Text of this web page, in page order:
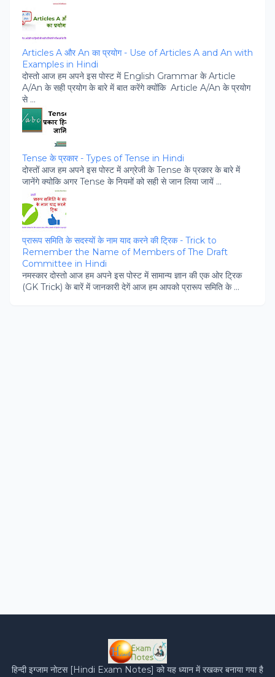
Articles A और An का प्रयोग - Use of Articles A and An with
Examples in Hindi
दोस्‍तो आज हम अपने इस पोस्‍ट में English Grammar के Article
A/An के सही प्रयोग के बारे में बात करेंगे क्‍योंकि Article A/An के प्रयोग
से ...
Tense के प्रकार - Types of Tense in Hindi
दोस्‍तों आज हम अपने इस पोस्‍ट में अग्रेजी के Tense के प्रकार के बारे में
जानेंगे क्‍योकि अगर Tense के नियमों को सही से जान लिया जायें ...
प्रारूप समिति के सदस्‍यों के नाम याद करने की ट्रिक - Trick to
Remember the Name of Members of The Draft
Committee in Hindi
नमस्‍कार दोस्‍तो आज हम अपने इस पोस्‍ट में सामान्‍य ज्ञान की एक ओर ट्रिक
(GK Trick) के बारें में जानकारी देगें आज हम आपको प्रारूप समिति के ...
हिन्‍दी इग्‍जाम नोटस [Hindi Exam Notes] को यह ध्‍यान में रखकर बनाया गया है